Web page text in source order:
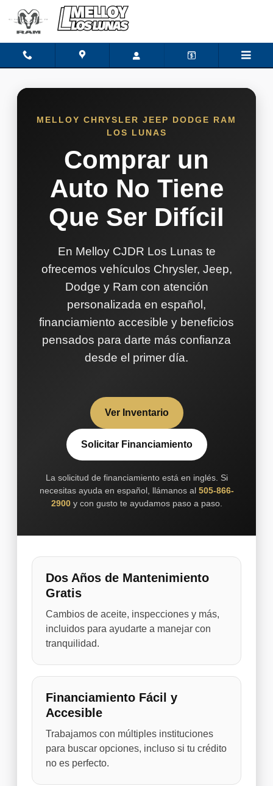
Skip to main content
Por Que Comprar Melloy cjdr
MELLOY CHRYSLER JEEP DODGE RAM
LOS LUNAS
Comprar un
Auto No Tiene
Que Ser Difícil
En Melloy CJDR Los Lunas te
ofrecemos vehículos Chrysler, Jeep,
Dodge y Ram con atención
personalizada en español,
financiamiento accesible y beneficios
pensados para darte más confianza
desde el primer día.
Ver Inventario
Solicitar Financiamiento
La solicitud de financiamiento está en inglés. Si
necesitas ayuda en español, llámanos al 505-866-
2900 y con gusto te ayudamos paso a paso.
Dos Años de Mantenimiento
Gratis
Cambios de aceite, inspecciones y más,
incluidos para ayudarte a manejar con
tranquilidad.
Financiamiento Fácil y
Accesible
Trabajamos con múltiples instituciones
para buscar opciones, incluso si tu crédito
no es perfecto.